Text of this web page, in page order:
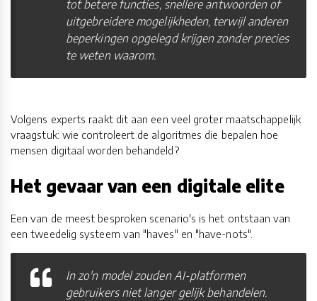
tot betere functies, snellere antwoorden of
uitgebreidere mogelijkheden, terwijl anderen
beperkingen opgelegd krijgen zonder precies
te weten waarom.
Volgens experts raakt dit aan een veel groter maatschappelijk
vraagstuk: wie controleert de algoritmes die bepalen hoe
mensen digitaal worden behandeld?
Het gevaar van een digitale elite
Een van de meest besproken scenario's is het ontstaan van
een tweedelig systeem van "haves" en "have-nots".
In zo'n model zouden AI-platformen
gebruikers niet langer gelijk behandelen.